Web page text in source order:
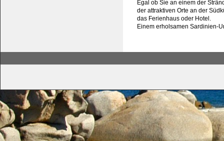
Egal ob Sie an einem der
der attraktiven Orte an der
das Ferienhaus oder Hotel.
Einem erholsamen Sardinien-